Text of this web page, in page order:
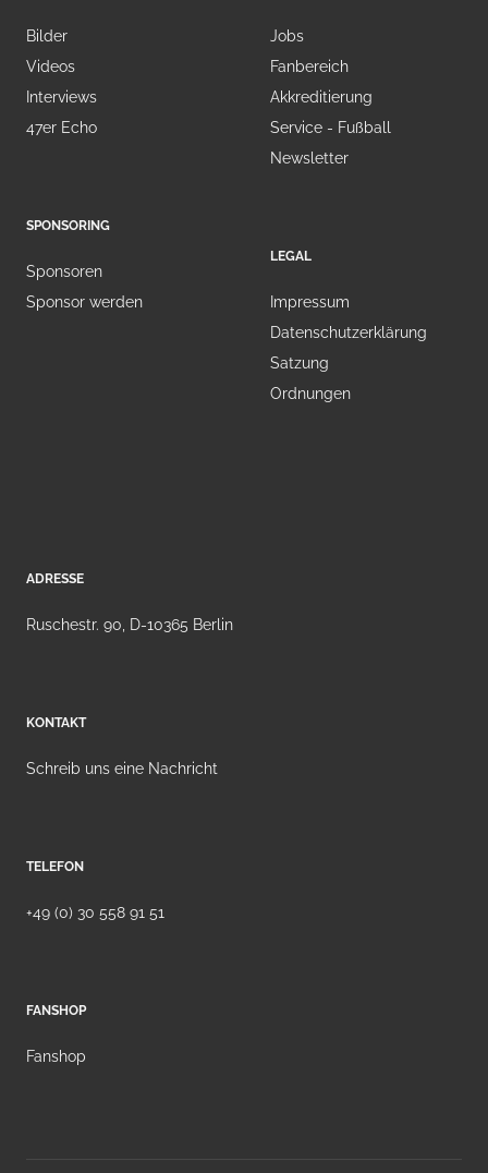
Bilder
Videos
Interviews
47er Echo
SPONSORING
Sponsoren
Sponsor werden
Jobs
Fanbereich
Akkreditierung
Service - Fußball
Newsletter
LEGAL
Impressum
Datenschutzerklärung
Satzung
Ordnungen
ADRESSE
Ruschestr. 90, D-10365 Berlin
KONTAKT
Schreib uns eine Nachricht
TELEFON
+49 (0) 30 558 91 51
FANSHOP
Fanshop